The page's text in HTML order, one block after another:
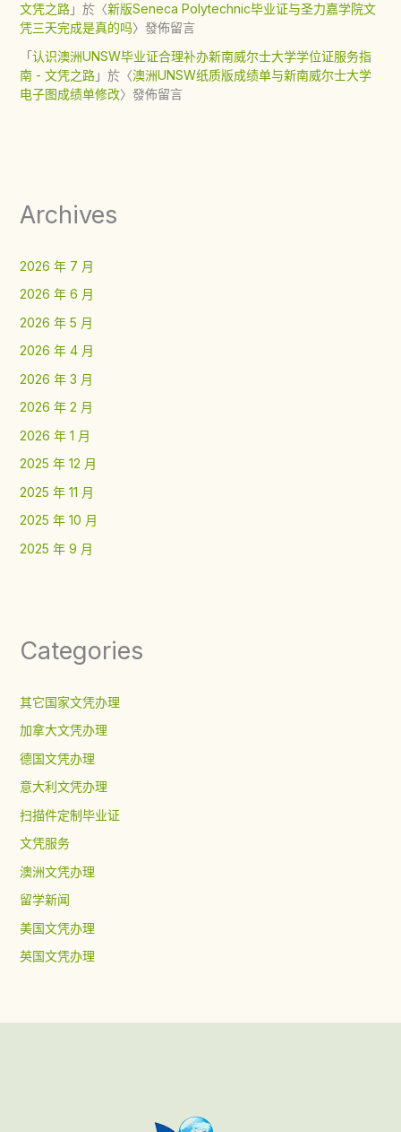
文凭之路」於〈新版Seneca Polytechnic毕业证与圣力嘉学院文
凭三天完成是真的吗〉發佈留言
「认识澳洲UNSW毕业证合理补办新南威尔士大学学位证服务指
南 - 文凭之路」於〈澳洲UNSW纸质版成绩单与新南威尔士大学
电子图成绩单修改〉發佈留言
Archives
2026 年 7 月
2026 年 6 月
2026 年 5 月
2026 年 4 月
2026 年 3 月
2026 年 2 月
2026 年 1 月
2025 年 12 月
2025 年 11 月
2025 年 10 月
2025 年 9 月
Categories
其它国家文凭办理
加拿大文凭办理
德国文凭办理
意大利文凭办理
扫描件定制毕业证
文凭服务
澳洲文凭办理
留学新闻
美国文凭办理
英国文凭办理